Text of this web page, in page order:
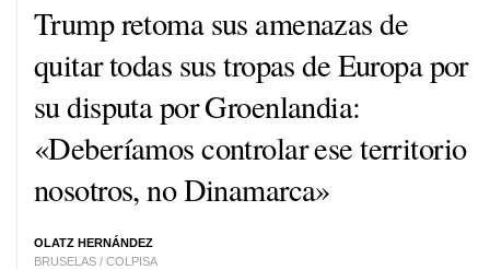
Trump retoma sus amenazas de
quitar todas sus tropas de Europa por
su disputa por Groenlandia:
«Deberíamos controlar ese territorio
nosotros, no Dinamarca»
OLATZ HERNÁNDEZ
BRUSELAS / COLPISA